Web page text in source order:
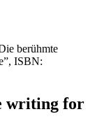
berühmte
ISBN:
writing for